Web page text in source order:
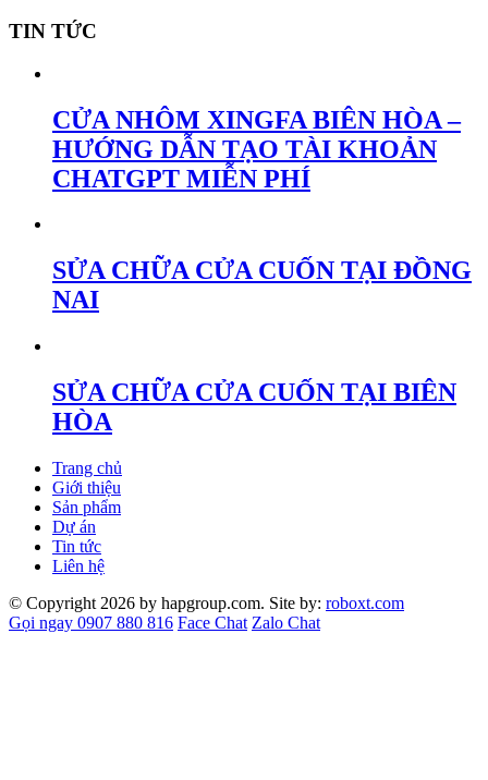
TIN TỨC
CỬA NHÔM XINGFA BIÊN HÒA –
HƯỚNG DẪN TẠO TÀI KHOẢN
CHATGPT MIỄN PHÍ
SỬA CHỮA CỬA CUỐN TẠI ĐỒNG
NAI
SỬA CHỮA CỬA CUỐN TẠI BIÊN
HÒA
Trang chủ
Giới thiệu
Sản phẩm
Dự án
Tin tức
Liên hệ
© Copyright 2026 by hapgroup.com. Site by: roboxt.com
Gọi ngay 0907 880 816 Face Chat Zalo Chat